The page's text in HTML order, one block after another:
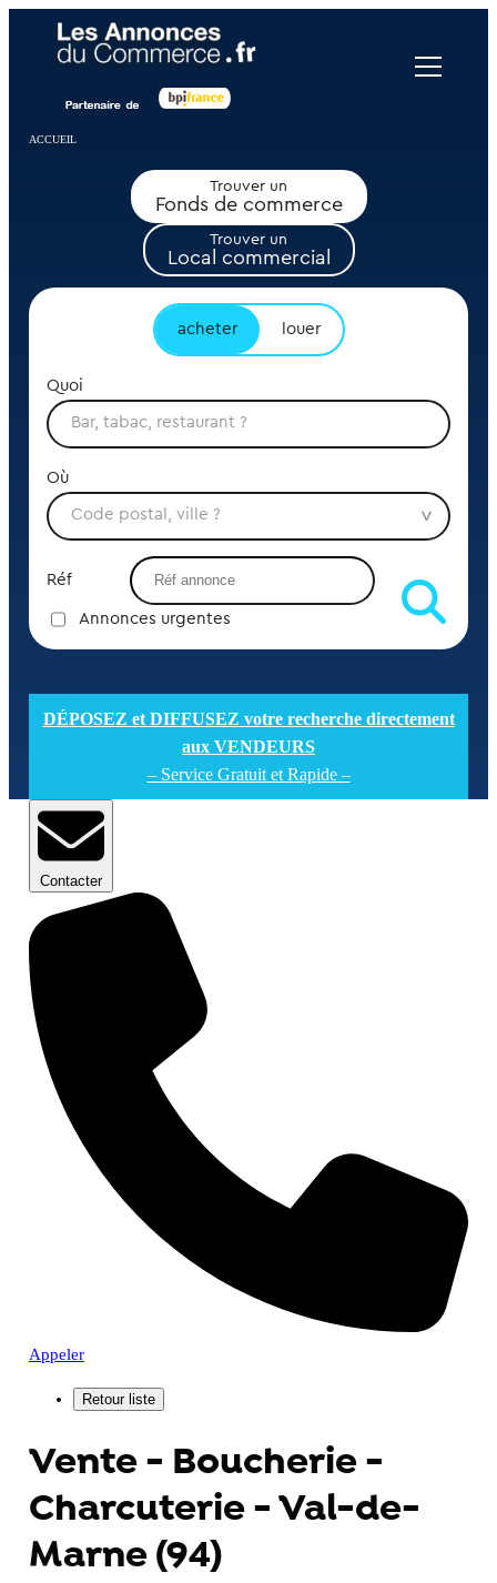
ACCUEIL
Trouver un
Fonds de commerce
Trouver un
Local commercial
acheter louer
Quoi
Où
Réf
Annonces urgentes
DÉPOSEZ et DIFFUSEZ votre recherche directement
aux VENDEURS
– Service Gratuit et Rapide –
Contacter
Appeler
Vente - Boucherie -
Charcuterie - Val-de-
Marne (94)
Panneau de gestion des cookies